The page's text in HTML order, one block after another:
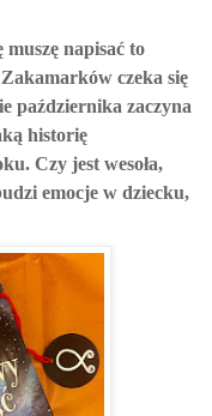
napisać to
czeka się
października zaczyna
historię
Czy jest wesoła,
emocje w dziecku,